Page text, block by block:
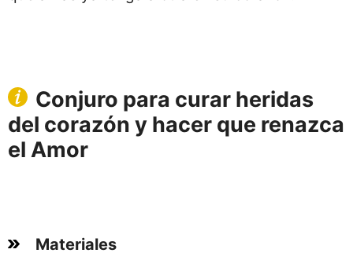
Conjuro para curar heridas
del corazón y hacer que renazca
el Amor
Materiales